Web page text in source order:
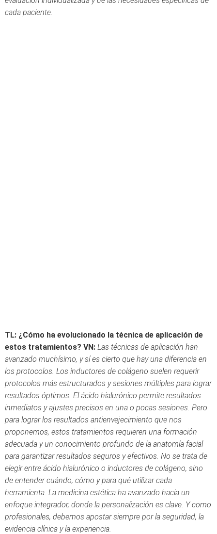
cada paciente.
TL: ¿Cómo ha evolucionado la técnica de aplicación de
estos tratamientos? VN: Las técnicas de aplicación han
avanzado muchísimo, y sí es cierto que hay una diferencia en
los protocolos. Los inductores de colágeno suelen requerir
protocolos más estructurados y sesiones múltiples para lograr
resultados óptimos. El ácido hialurónico permite resultados
inmediatos y ajustes precisos en una o pocas sesiones. Pero
para lograr los resultados antienvejecimiento que nos
proponemos, estos tratamientos requieren una formación
adecuada y un conocimiento profundo de la anatomía facial
para garantizar resultados seguros y efectivos. No se trata de
elegir entre ácido hialurónico o inductores de colágeno, sino
de entender cuándo, cómo y para qué utilizar cada
herramienta. La medicina estética ha avanzado hacia un
enfoque integrador, donde la personalización es clave. Y como
profesionales, debemos apostar siempre por la seguridad, la
evidencia clínica y la experiencia.